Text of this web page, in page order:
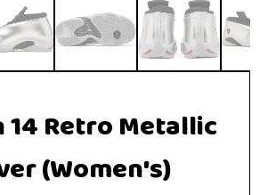
14 Retro Metallic
(Women's)